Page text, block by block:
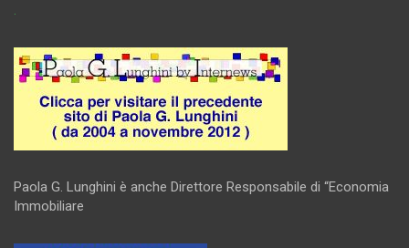
.
Paola G. Lunghini è anche Direttore Responsabile di “Economia
Immobiliare